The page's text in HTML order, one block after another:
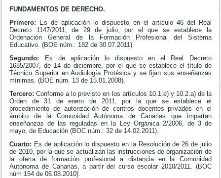
FUNDAMENTOS DE DERECHO.
Primero: Es de aplicación lo dispuesto en el artículo 46 del Real
Decreto 1147/2011, de 29 de julio, por el que se establece la
Ordenación General de la Formación Profesional del Sistema
Educativo. (BOE núm.: 182 de 30.07.2011).
Segundo: Es de aplicación lo dispuesto en el Real Decreto
1685/2007, de 14 de diciembre, por el que se establece el título de
Técnico Superior en Audiología Protésica y se fijan sus enseñanzas
mínimas. (BOE núm. 13 de 15.01.2008).
Tercero: Conforme a lo previsto en los artículos 10.1.e) y 10.2.a) de la
Orden de 31 de enero de 2011, por la que se establece el
procedimiento de autorización de centros docentes privados en el
ámbito de la Comunidad Autónoma de Canarias que impartan
enseñanzas de las reguladas en la Ley Orgánica 2/2006, de 3 de
mayo, de Educación (BOC núm.: 32 de 14.02.2011).
Cuarto: Es de aplicación lo dispuesto en la Resolución de 26 de julio
de 2010, por la que se actualizan las instrucciones de organización de
la oferta de formación profesional a distancia en la Comunidad
Autónoma de Canarias, a partir del curso escolar 2010/2011. (BOC
núm 154 de 06.08.2010).